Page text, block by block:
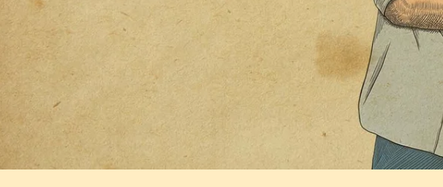
Sobremesa
Entrevistas
Opinión
Biblioterapia
Cartas y réplicas